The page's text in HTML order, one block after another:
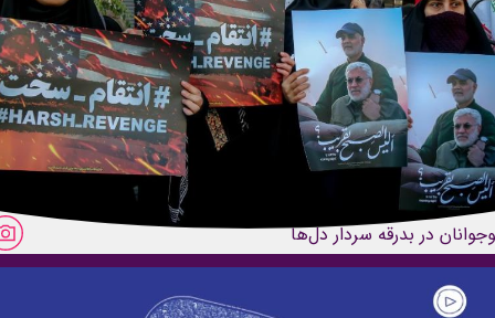
در بدرقه سردار دل‌ها